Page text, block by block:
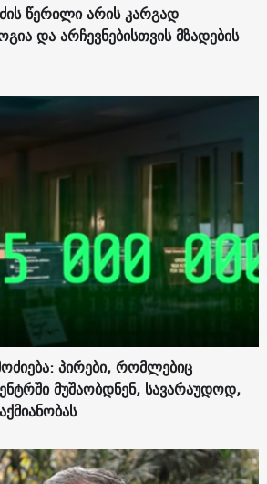
წერილი არის კარგად
და არჩევნებისთვის მზადების
პირები, რომლებიც
მუშაობდნენ, სავარაუდოდ,